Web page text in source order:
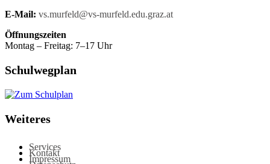
E-Mail: vs.murfeld@vs-murfeld.edu.graz.at
Öffnungszeiten
Montag – Freitag: 7–17 Uhr
Schulwegplan
Weiteres
Services
Kontakt
Impressum